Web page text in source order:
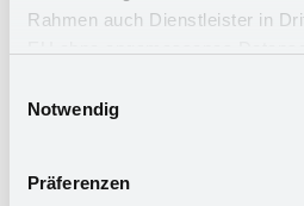
Rahmen auch Dienstleister in
zu Sicherheits- und
Rechtsmittel einlegen können.
willigen Sie in die oben
Notwendig
Präferenzen